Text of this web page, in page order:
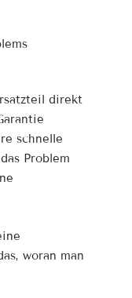
direkt
schnelle
Problem
woran man